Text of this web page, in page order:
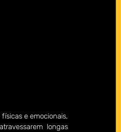
e emocionais,
longas